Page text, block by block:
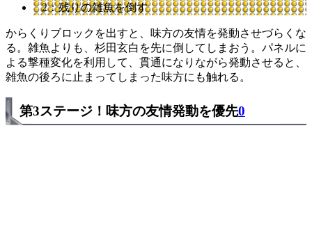
2：残りの雑魚を倒す
からくりブロックを出すと、味方の友情を発動させづらくな
る。雑魚よりも、杉田玄白を先に倒してしまおう。パネルに
よる撃種変化を利用して、貫通になりながら発動させると、
雑魚の後ろに止まってしまった味方にも触れる。
第3ステージ！味方の友情発動を優先0